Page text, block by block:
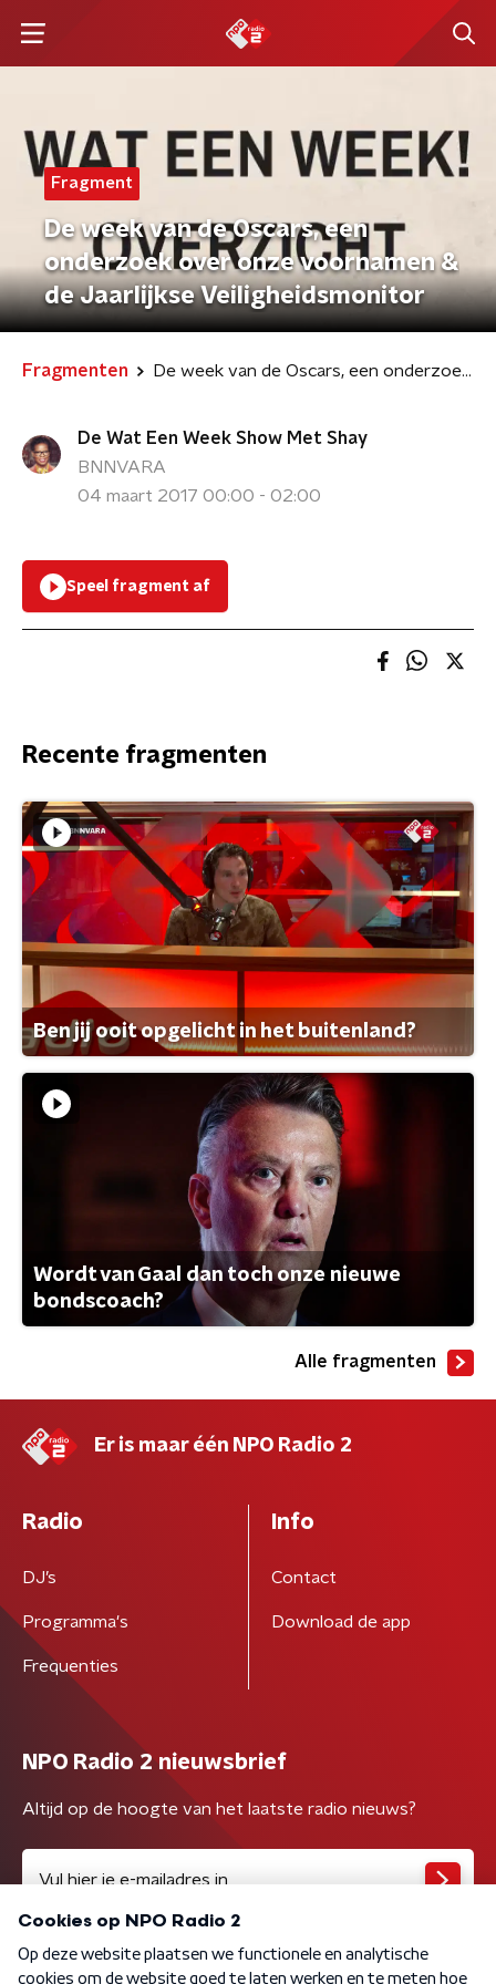
Fragment
De week van de Oscars, een
onderzoek over onze voornamen &
de Jaarlijkse Veiligheidsmonitor
Fragmenten De week van de Oscars, een onderzoek over onze voornamen & de Jaarlijkse Veiligheidsmonitor
De Wat Een Week Show Met Shay
BNNVARA
04 maart 2017 00:00 - 02:00
Speel fragment af
Recente fragmenten
Ben jij ooit opgelicht in het buitenland?
Wordt van Gaal dan toch onze nieuwe
bondscoach?
Alle fragmenten
Er is maar één NPO Radio 2
Radio
DJ’s
Programma's
Frequenties
Info
Contact
Download de app
NPO Radio 2 nieuwsbrief
Altijd op de hoogte van het laatste radio nieuws?